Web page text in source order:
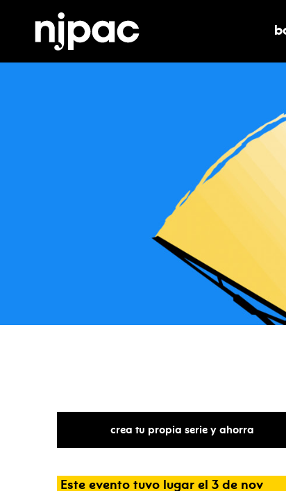
crea tu propia serie y ahorra
Este evento tuvo lugar el 3 de nov